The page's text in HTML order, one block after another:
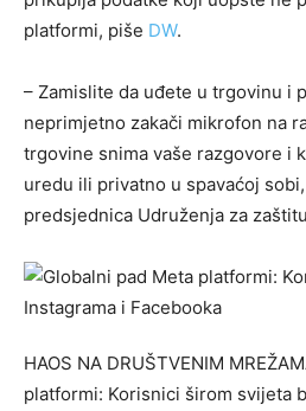
platformi, piše DW.
– Zamislite da uđete u trgovinu i
neprimjetno zakači mikrofon na
trgovine snima vaše razgovore i
uredu ili privatno u spavaćoj
predsjednica Udruženja za
HAOS NA DRUŠTVENIM
platformi: Korisnici širom svijeta